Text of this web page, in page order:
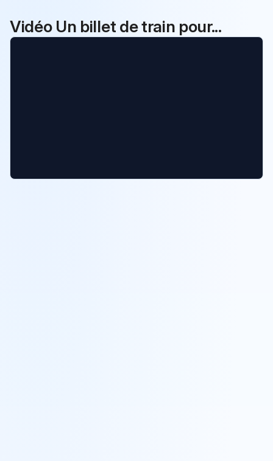
Vidéo Un billet de train pour...